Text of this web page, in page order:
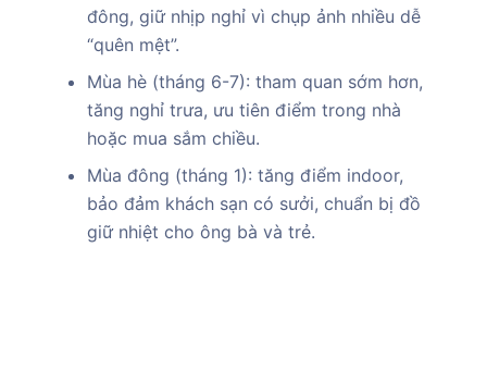
đông, giữ nhịp nghỉ vì chụp ảnh nhiều dễ
“quên mệt”.
Mùa hè (tháng 6-7): tham quan sớm hơn,
tăng nghỉ trưa, ưu tiên điểm trong nhà
hoặc mua sắm chiều.
Mùa đông (tháng 1): tăng điểm indoor,
bảo đảm khách sạn có sưởi, chuẩn bị đồ
giữ nhiệt cho ông bà và trẻ.